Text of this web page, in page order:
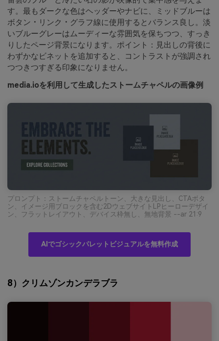
す。最もダークな色はヘッダーやナビに、ミッドブルーは
ボタン・リンク・グラフ線に使用するとバランス良し。淡
いブルーグレーはムーディーな雰囲気を保ちつつ、すっき
りしたページ背景になります。ポイント：見出しの背後に
わずかなビネットを追加すると、コントラストが強調され
つつきつすぎる印象になりません。
media.ioを利用して生成したストームチャペルの画像例
プロンプト：ストームチャペルトーン、大きな見出し、CTAボタ
ン、イメージ用ブロックを含む2DウェブサイトLPヒーローデザイ
ン、フラットレイアウト、デバイス枠無し、無地背景 --ar 21:9
AIでゴシックパレットビジュアルを無料作成
8）クリムゾンカンデラブラ